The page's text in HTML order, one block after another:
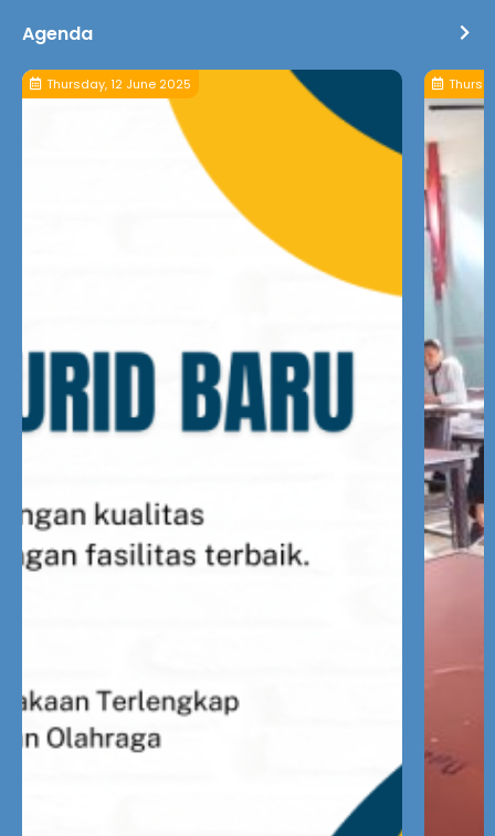
Agenda
Thursday, 12 June 2025